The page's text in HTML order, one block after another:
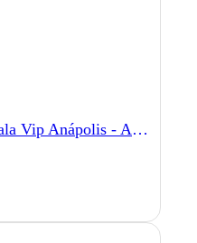
Três Estrelas Sala Vip Anápolis - Anápolis - GO